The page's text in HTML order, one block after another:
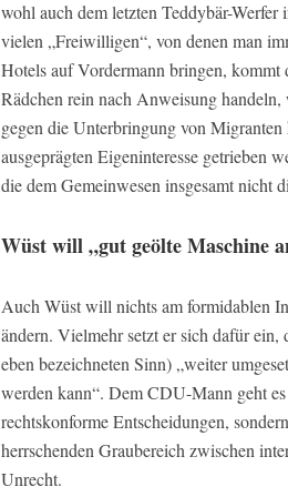
wohl auch dem letzten Teddybär-
vielen „Freiwilligen“, von denen man
Hotels auf Vordermann bringen, kommt
Rädchen rein nach Anweisung
gegen die Unterbringung von
ausgeprägten Eigeninteresse getrieben
die dem Gemeinwesen insgesamt nicht
Wüst will „gut geölte Maschine
Auch Wüst will nichts am formidablen
ändern. Vielmehr setzt er sich dafür
eben bezeichneten Sinn) „weiter
werden kann“. Dem CDU-Mann geht
rechtskonforme Entscheidungen,
herrschenden Graubereich zwischen
Unrecht.